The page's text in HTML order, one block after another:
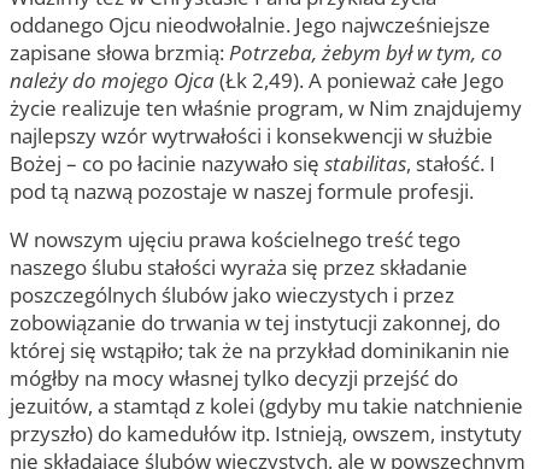
oddanego Ojcu nieodwołalnie. Jego najwcześniejsze
zapisane słowa brzmią:Potrzeba, żebym był w tym, co
należy do mojego Ojca(Łk 2,49). A ponieważ całe Jego
życie realizuje ten właśnie program, w Nim znajdujemy
najlepszy wzór wytrwałości i konsekwencji w służbie
Bożej – co po łacinie nazywało się stabilitas, stałość. I
pod tą nazwą pozostaje w naszej formule profesji.
W nowszym ujęciu prawa kościelnego treść tego
naszego ślubu stałości wyraża się przez składanie
poszczególnych ślubów jako wieczystych i przez
zobowiązanie do trwania w tej instytucji zakonnej, do
której się wstąpiło; tak że na przykład dominikanin nie
mógłby na mocy własnej tylko decyzji przejść do
jezuitów, a stamtąd z kolei (gdyby mu takie natchnienie
przyszło) do kamedułów itp. Istnieją, owszem, instytuty
nie składające ślubów wieczystych, ale w powszechnym